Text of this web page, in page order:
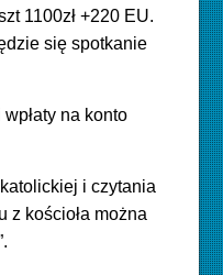
1100zł +220 EU.
się spotkanie
na konto
i czytania
z kościoła można